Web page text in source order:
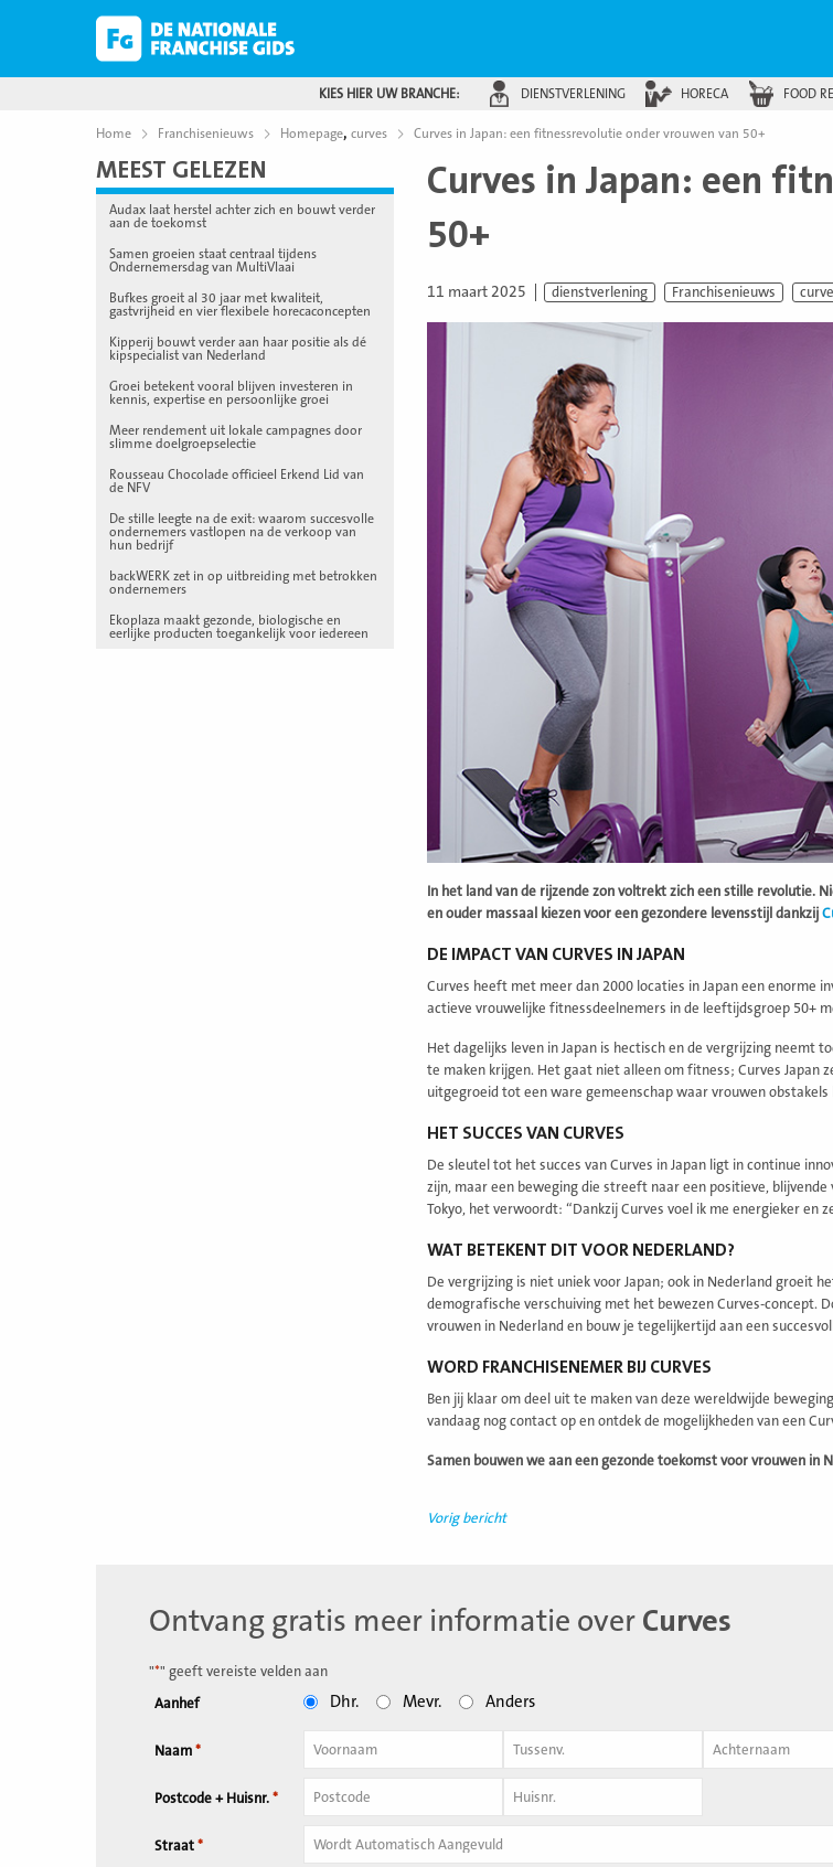
KIES HIER UW BRANCHE: DIENSTVERLENING HORECA FOOD
Home Franchisenieuws Homepage, curves Curves in Japan: een fitnessrevolutie onder vrouwen van 50+
MEEST GELEZEN
Audax laat herstel achter zich en bouwt verder
aan de toekomst
Samen groeien staat centraal tijdens
Ondernemersdag van MultiVlaai
Bufkes groeit al 30 jaar met kwaliteit,
gastvrijheid en vier flexibele horecaconcepten
Kipperij bouwt verder aan haar positie als dé
kipspecialist van Nederland
Groei betekent vooral blijven investeren in
kennis, expertise en persoonlijke groei
Meer rendement uit lokale campagnes door
slimme doelgroepselectie
Rousseau Chocolade officieel Erkend Lid van
de NFV
De stille leegte na de exit: waarom succesvolle
ondernemers vastlopen na de verkoop van
hun bedrijf
backWERK zet in op uitbreiding met betrokken
ondernemers
Ekoplaza maakt gezonde, biologische en
eerlijke producten toegankelijk voor iedereen
Curves in Japan: een
50+
11 maart 2025 dienstverlening Franchisenieuws
In het land van de rijzende zon voltrekt zich een stille revolutie.
en ouder massaal kiezen voor een gezondere levensstijl dankzij
DE IMPACT VAN CURVES IN JAPAN
Curves heeft met meer dan 2000 locaties in Japan een enorme
actieve vrouwelijke fitnessdeelnemers in de leeftijdsgroep 50+
Het dagelijks leven in Japan is hectisch en de vergrijzing neemt
te maken krijgen. Het gaat niet alleen om fitness; Curves Japan
uitgegroeid tot een ware gemeenschap waar vrouwen
HET SUCCES VAN CURVES
De sleutel tot het succes van Curves in Japan ligt in continue
zijn, maar een beweging die streeft naar een positieve, blijvende
Tokyo, het verwoordt: “Dankzij Curves voel ik me energieker en
WAT BETEKENT DIT VOOR NEDERLAND?
De vergrijzing is niet uniek voor Japan; ook in Nederland groeit
demografische verschuiving met het bewezen Curves-concept.
vrouwen in Nederland en bouw je tegelijkertijd aan een
WORD FRANCHISENEMER BIJ CURVES
Ben jij klaar om deel uit te maken van deze wereldwijde
vandaag nog contact op en ontdek de mogelijkheden van een
Samen bouwen we aan een gezonde toekomst voor vrouwen in
Vorig bericht
Ontvang gratis meer informatie over Curves
"*" geeft vereiste velden aan
Aanhef Dhr. Mevr. Anders
Naam *
Postcode + Huisnr. *
Straat *